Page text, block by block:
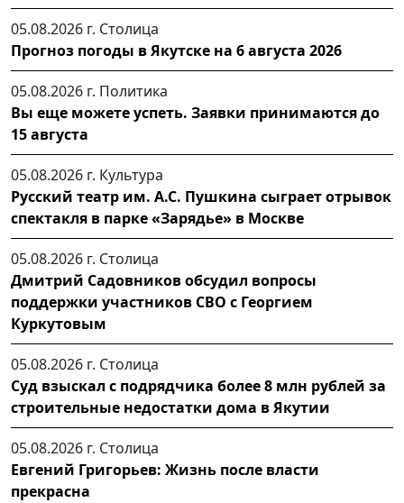
05.08.2026 г. Столица
Прогноз погоды в Якутске на 6 августа 2026
05.08.2026 г. Политика
Вы еще можете успеть. Заявки принимаются до
15 августа
05.08.2026 г. Культура
Русский театр им. А.С. Пушкина сыграет отрывок
спектакля в парке «Зарядье» в Москве
05.08.2026 г. Столица
Дмитрий Садовников обсудил вопросы
поддержки участников СВО с Георгием
Куркутовым
05.08.2026 г. Столица
Суд взыскал с подрядчика более 8 млн рублей за
строительные недостатки дома в Якутии
05.08.2026 г. Столица
Евгений Григорьев: Жизнь после власти
прекрасна